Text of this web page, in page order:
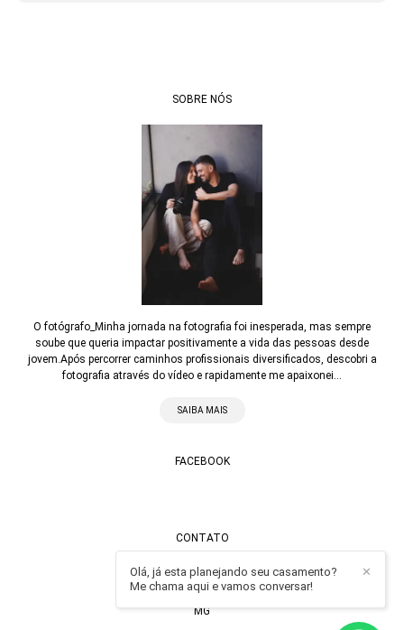
SOBRE NÓS
O fotógrafo_Minha jornada na fotografia foi inesperada, mas sempre
soube que queria impactar positivamente a vida das pessoas desde
jovem.Após percorrer caminhos profissionais diversificados, descobri a
fotografia através do vídeo e rapidamente me apaixonei...
SAIBA MAIS
FACEBOOK
CONTATO
Enviar mensagem
contato@alexandrecasttro.com.br
MG
✕
Olá, já esta planejando seu casamento?
Me chama aqui e vamos conversar!